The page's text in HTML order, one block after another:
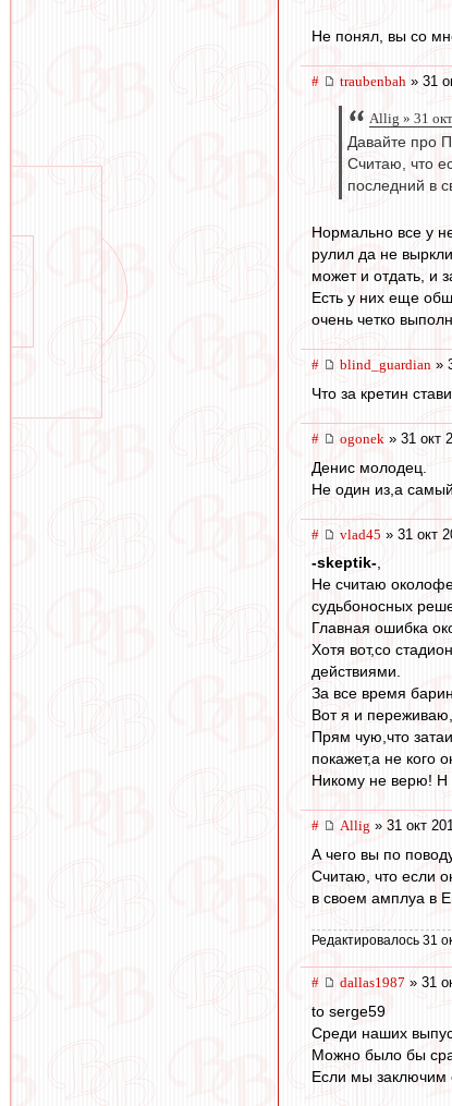
Не понял, вы со
# traubenbah » 31
Allig » 31
Давайте про
Считаю, что
последний в
Нормально все у
рулил да не
может и отдать, и
Есть у них еще
очень четко
# blind_guardian »
Что за кретин
# ogonek » 31 окт
Денис молодец.
Не один из,а
# vlad45 » 31 окт
-skeptik-
Не считаю
судьбоносных
Главная ошибка
Хотя вот,со
действиями.
За все время
Вот я и
Прям чую,что
покажет,а не кого
Никому не верю!
# Allig » 31 окт
А чего вы по
Считаю, что если
в своем амплуа в
Редактировалось 31
# dallas1987 » 31
to serge59
Среди наших
Можно было бы
Если мы заключим